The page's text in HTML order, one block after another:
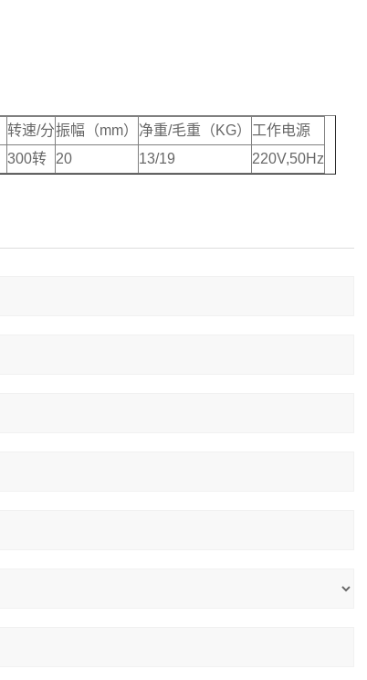
转速/分振幅（mm） 净重/毛重（KG）
工作电源
300转 20 13/19 220V,50Hz